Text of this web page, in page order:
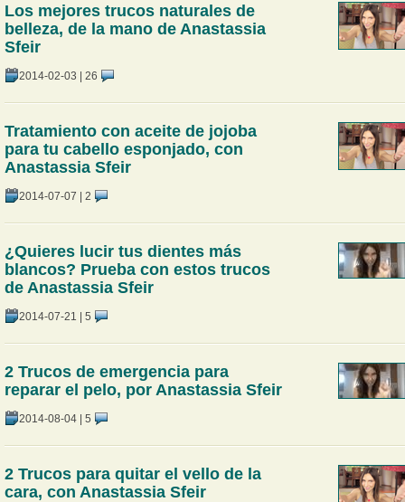
Los mejores trucos naturales de
belleza, de la mano de Anastassia
Sfeir
2014-02-03 | 26
Tratamiento con aceite de jojoba
para tu cabello esponjado, con
Anastassia Sfeir
2014-07-07 | 2
¿Quieres lucir tus dientes más
blancos? Prueba con estos trucos
de Anastassia Sfeir
2014-07-21 | 5
2 Trucos de emergencia para
reparar el pelo, por Anastassia Sfeir
2014-08-04| 5
2 Trucos para quitar el vello de la
cara, con Anastassia Sfeir